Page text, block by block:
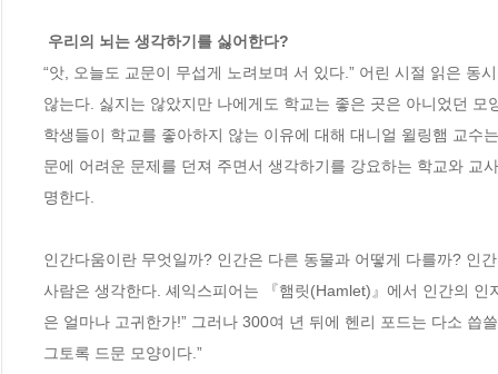
우리의 뇌는 생각하기를 싫어한다?
“앗, 오늘도 교문이 무섭게 노려보며 서 있다.” 어린 시절 읽은
않는다. 싫지는 않았지만 나에게도 학교는 좋은 곳은 아니었던 모
학생들이 학교를 좋아하지 않는 이유에 대해 대니얼 윌링햄 교수
문에 어려운 문제를 던져 주면서 생각하기를 강요하는 학교와 교
명한다.
인간다움이란 무엇일까? 인간은 다른 동물과 어떻게 다를까? 인
사람은 생각한다. 셰익스피어는 『햄릿(Hamlet)』에서 인간의
은 얼마나 고귀한가!” 그러나 300여 년 뒤에 헨리 포드는 다소 씁
그토록 드문 모양이다.”